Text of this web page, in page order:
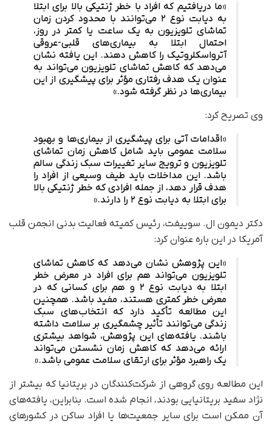
«ما دریافتیم که افراد با خطر ژنتیکی بالا برای ابتلا
به دیابت نوع ۲ می‌توانند با محدود کردن زمان
تماشای تلویزیون به یک ساعت یا کمتر در روز،
احتمال ابتلا به بیماری‌های قلبی-عروقی
آترواسکلروتیک را کاهش دهند. این یافته نشان
می‌دهد که کاهش تماشای تلویزیون می‌تواند به‌
عنوان یک هدف رفتاری مؤثر برای پیشگیری از این
بیماری‌ها در نظر گرفته شود.»
وی تصریح کرد:
«اقدامات آتی برای پیشگیری از بیماری‌ها و بهبود
سلامت عمومی باید شامل کاهش زمان تماشای
تلویزیون و ترویج سایر تغییرات سبک زندگی سالم
باشد. این مداخلات باید طیف وسیعی از افراد را
هدف قرار دهد، از جمله افرادی که خطر ژنتیکی بالا
برای ابتلا به دیابت نوع ۲ را دارند.»
دکتر دیمون ال. سوییفت، رئیس کمیته فعالیت بدنی انجمن قلب
آمریکا در این باره عنوان کرد:
«این پژوهش نشان می‌دهد که کاهش تماشای
تلویزیون می‌تواند هم برای افراد در معرض خطر
ابتلا به دیابت نوع ۲ و هم برای کسانی که در
معرض خطر کمتری هستند، مفید باشد. همچنین
این مطالعه تأکید دارد که انتخاب‌های سبک
زندگی می‌توانند تأثیر چشمگیری بر سلامت داشته
باشند. یافته‌های این پژوهش، شواهد بیشتری
ارائه می‌دهد که کاهش زمان نشستن می‌تواند
یک راهبرد مؤثر برای ارتقای سلامت عمومی باشد.»
این مطالعه روی گروهی از شرکت‌کنندگان در بریتانیا که بیشتر از
نژاد سفید بریتانیایی بودند، انجام شده است. بنابراین، یافته‌های
آن ممکن است برای سایر جمعیت‌ها یا افراد ساکن در کشورهای